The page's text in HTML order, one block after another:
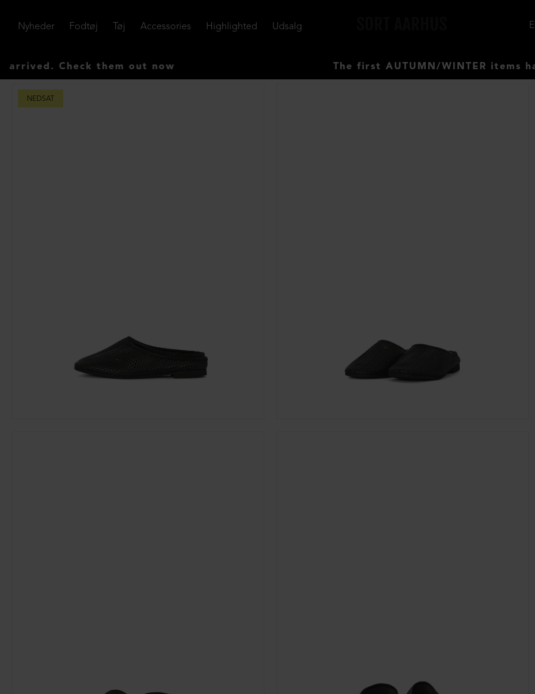
Nyheder Fodtøj Tøj Accessories Highlighted Udsalg
Check them out now The first AUTUMN/WINTER items have
NEDSAT